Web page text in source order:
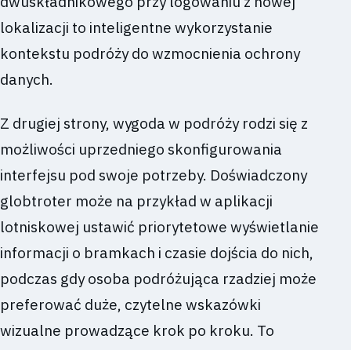
lokalizacji to inteligentne wykorzystanie
kontekstu podróży do wzmocnienia ochrony
danych.
Z drugiej strony, wygoda w podróży rodzi się z
możliwości uprzedniego skonfigurowania
interfejsu pod swoje potrzeby. Doświadczony
globtroter może na przykład w aplikacji
lotniskowej ustawić priorytetowe wyświetlanie
informacji o bramkach i czasie dojścia do nich,
podczas gdy osoba podróżująca rzadziej może
preferować duże, czytelne wskazówki
wizualne prowadzące krok po kroku. To